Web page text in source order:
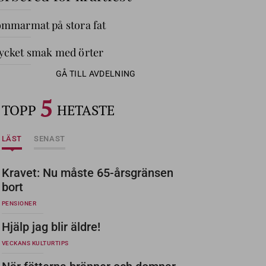
på stora fat
smak med örter
GÅ TILL AVDELNING
TOPP 5 HETASTE
LÄST SENAST
Kravet: Nu måste 65-årsgränsen
bort
PENSIONER
Hjälp jag blir äldre!
VECKANS KULTURTIPS